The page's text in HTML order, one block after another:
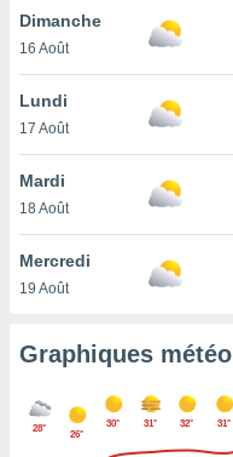
pas
de
à
cas,
que
sur le
ne
Dimanche
16 Août
Lundi
17 Août
Mardi
18 Août
Mercredi
19 Août
Graphiques météo
28°
26°
30° 31° 32° 31°